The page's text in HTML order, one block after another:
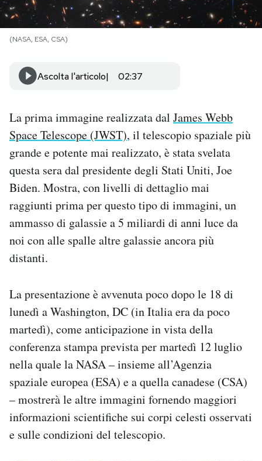
I MIEI PREFERITI
SHOP
AREA PERSONALE
Area Personale
Newsletter
Notifiche mobile
Regala il Post
Hai bisogno di aiuto?
Esci
(NASA, ESA, CSA)
Ascolta l'articolo 02:37
La prima immagine realizzata dal James Webb
Space Telescope (JWST), il telescopio spaziale più
grande e potente mai realizzato, è stata svelata
questa sera dal presidente degli Stati Uniti, Joe
Biden. Mostra, con livelli di dettaglio mai
raggiunti prima per questo tipo di immagini, un
ammasso di galassie a 5 miliardi di anni luce da
noi con alle spalle altre galassie ancora più
distanti.
La presentazione è avvenuta poco dopo le 18 di
lunedì a Washington, DC (in Italia era da poco
martedì), come anticipazione in vista della
conferenza stampa prevista per martedì 12 luglio
nella quale la NASA – insieme all’Agenzia
spaziale europea (ESA) e a quella canadese (CSA)
– mostrerà le altre immagini fornendo maggiori
informazioni scientifiche sui corpi celesti osservati
e sulle condizioni del telescopio.